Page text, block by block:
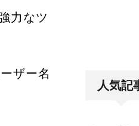
力なツ
ザー名
人気記